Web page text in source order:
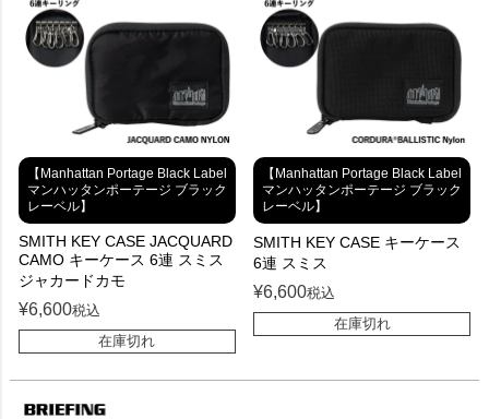
【Manhattan Portage Black Label
マンハッタンポーテージ ブラック
レーベル】
SMITH KEY CASE JACQUARD
CAMO キーケース 6連 スミス
ジャカードカモ
¥6,600税込
在庫切れ
【Manhattan Portage Black Label
マンハッタンポーテージ ブラック
レーベル】
SMITH KEY CASE キーケース
6連 スミス
¥6,600税込
在庫切れ